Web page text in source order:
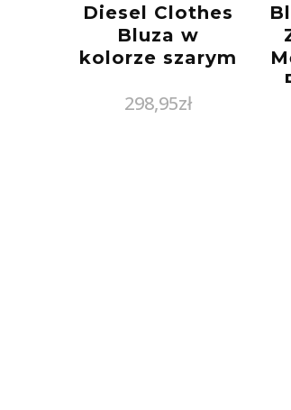
Diesel Clothes
Bluza w
kolorze szarym
298,95zł